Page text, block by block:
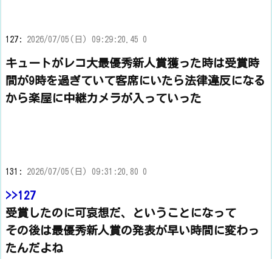
127: 2026/07/05(日) 09:29:20.45 0
キュートがレコ大最優秀新人賞獲った時は受賞時
間が9時を過ぎていて客席にいたら法律違反になる
から楽屋に中継カメラが入っていった
131: 2026/07/05(日) 09:31:20.80 0
>>127
受賞したのに可哀想だ、ということになって
その後は最優秀新人賞の発表が早い時間に変わっ
たんだよね